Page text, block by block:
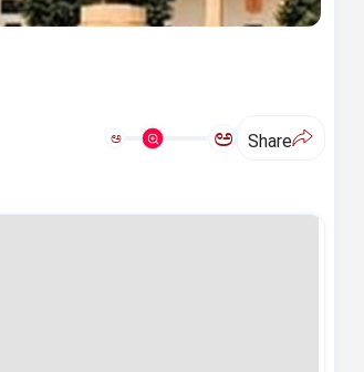
ಅ ಅ Share